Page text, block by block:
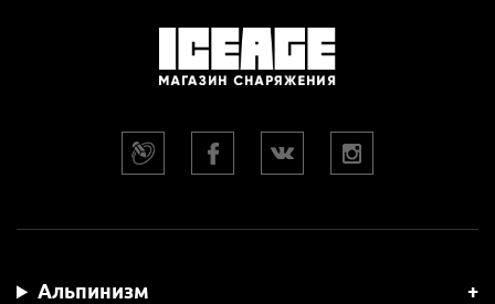
Альпинизм